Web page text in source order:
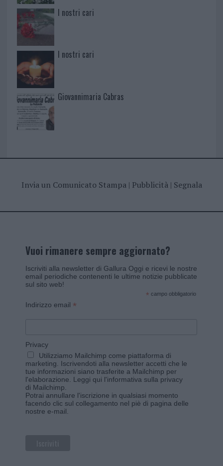
I nostri cari
I nostri cari
Giovannimaria Cabras
Invia un Comunicato Stampa| Pubblicità| Segnala
Vuoi rimanere sempre aggiornato?
Iscriviti alla newsletter di Gallura Oggi e ricevi le nostre
email periodiche contenenti le ultime notizie pubblicate
sul sito web!
* campo obbligatorio
Indirizzo email *
Privacy
Utilizziamo Mailchimp come piattaforma di
marketing. Iscrivendoti alla newsletter accetti che le
tue informazioni siano trasferite a Mailchimp per
l'elaborazione. Leggi qui l'informativa sulla privacy
di Mailchimp
Potrai annullare l'iscrizione in qualsiasi momento
facendo clic sul collegamento nel piè di pagina delle
nostre e-mail.